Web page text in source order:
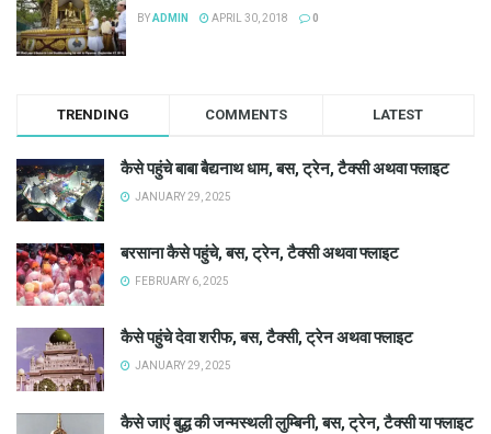
BYADMIN APRIL 30, 2018 0
TRENDING COMMENTS LATEST
कैसे पहुंचे बाबा बैद्यनाथ धाम, बस, ट्रेन, टैक्सी अथवा फ्लाइट
JANUARY 29, 2025
बरसाना कैसे पहुंचे, बस, ट्रेन, टैक्सी अथवा फ्लाइट
FEBRUARY 6, 2025
कैसे पहुंचे देवा शरीफ, बस, टैक्सी, ट्रेन अथवा फ्लाइट
JANUARY 29, 2025
कैसे जाएं बुद्ध की जन्मस्थली लुम्बिनी, बस, ट्रेन, टैक्सी या फ्लाइट